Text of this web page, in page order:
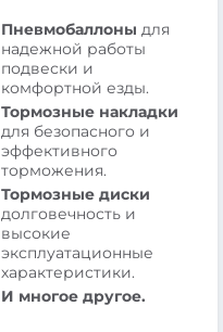
Пневмобаллоны для
надежной работы
подвески и
комфортной езды.
Тормозные накладки
для безопасного и
эффективного
торможения.
Тормозные диски
долговечность и
высокие
эксплуатационные
характеристики.
И многое другое.